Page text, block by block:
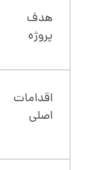
هدف
پروژه
اقدامات
اصلی